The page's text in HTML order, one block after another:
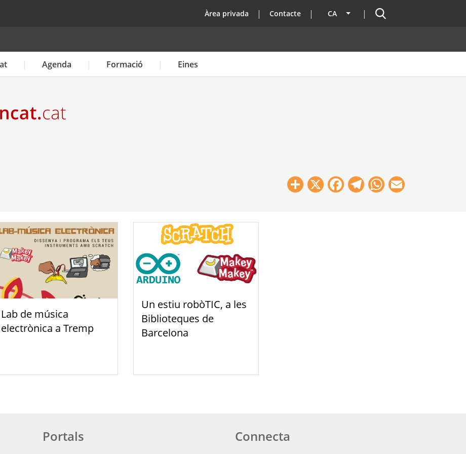
top
Àrea privada Contacte CA Llista les accions addicionals
Cercador
Agenda Formació Eines
Share
X Facebook
Telegram
WhatsApp
Lab de música
electrònica a Tremp
Un estiu robòTIC, a les
Biblioteques de
Barcelona
Portals Connecta